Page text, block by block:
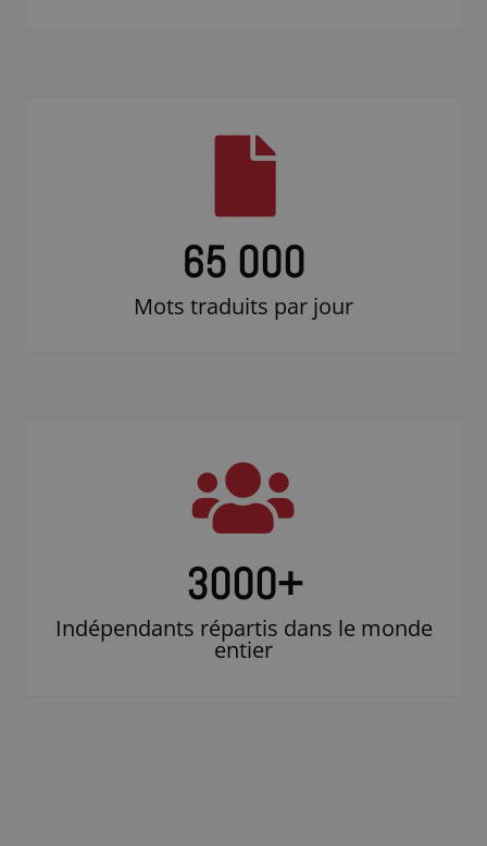
65 000
Mots traduits par jour
3000+
Indépendants répartis dans le monde
entier